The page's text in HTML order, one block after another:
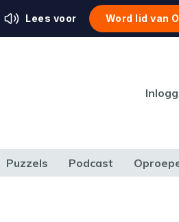
Lees voor Word lid van
Puzzels Podcast